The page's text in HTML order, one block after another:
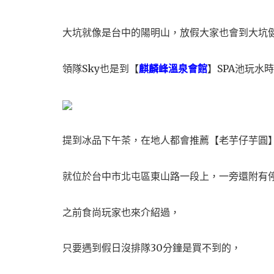
大坑就像是台中的陽明山，放假大家也會到大坑
領隊Sky也是到【麒麟峰溫泉會館】SPA池玩水
提到冰品下午茶，在地人都會推薦【老芋仔芋圓
就位於台中市北屯區東山路一段上，一旁還附有
之前食尚玩家也來介紹過，
只要遇到假日沒排隊30分鐘是買不到的，